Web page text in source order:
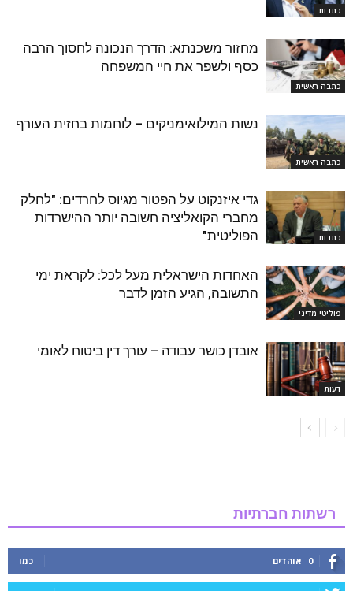
כתבות
כתבה ראשית
מחזור משכנתא: הדרך הנכונה לחסוך הרבה
כסף ולשפר את חיי המשפחה
כתבה ראשית
נשות המילואימניקים – לוחמות בחזית העורף
כתבות
גדי איזנקוט על הפטור מגיוס לחרדים: "לחלק
מחברי הקואליציה חשובה יותר ההישרדות
הפוליטית"
פוליטי מדיני
האחדות הישראלית מעל לכל: לקראת ימי
התשובה, הגיע הזמן לדבר
דעות
אובדן כושר עבודה – עורך דין ביטוח לאומי
רשתות חברתיות
0 אוהדים כמו